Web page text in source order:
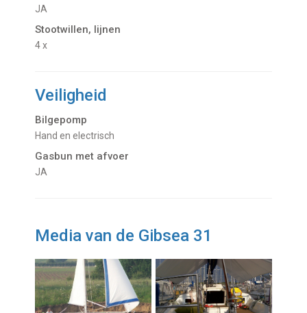
JA
Stootwillen, lijnen
4 x
Veiligheid
Bilgepomp
Hand en electrisch
Gasbun met afvoer
JA
Media van de Gibsea 31